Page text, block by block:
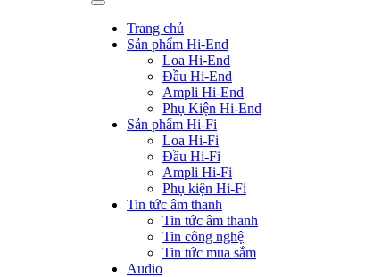
Trang chủ
Sản phẩm Hi-End
Loa Hi-End
Đầu Hi-End
Ampli Hi-End
Phụ Kiện Hi-End
Sản phẩm Hi-Fi
Loa Hi-Fi
Đầu Hi-Fi
Ampli Hi-Fi
Phụ kiện Hi-Fi
Tin tức âm thanh
Tin tức âm thanh
Tin công nghệ
Tin tức mua sắm
Audio